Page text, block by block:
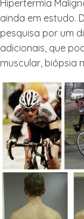
Hipertermia
ainda em estudo.
pesquisa por um
adicionais, que
muscular, biópsia